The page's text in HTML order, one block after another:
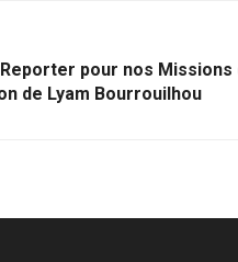
Reporter pour nos
de Lyam Bourrouilhou